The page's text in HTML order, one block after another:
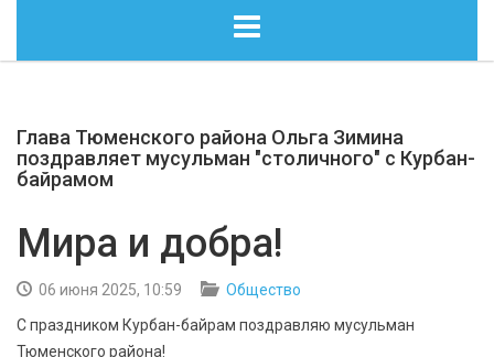
ОБЩЕСТВО
КУЛЬТУРА
Глава Тюменского района Ольга Зимина
поздравляет мусульман "столичного" с Курбан-
байрамом
Мира и добра!
06 июня 2025, 10:59
Общество
С праздником Курбан-байрам поздравляю мусульман
Тюменского района!